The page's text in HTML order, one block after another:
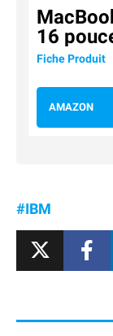
16
Fiche Produit
AMAZON
#IBM